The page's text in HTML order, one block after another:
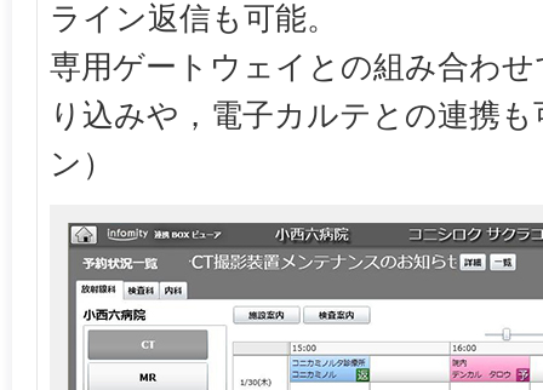
ライン返信も可能。
専用ゲートウェイとの組み合わ
り込みや，電子カルテとの連携
ン）